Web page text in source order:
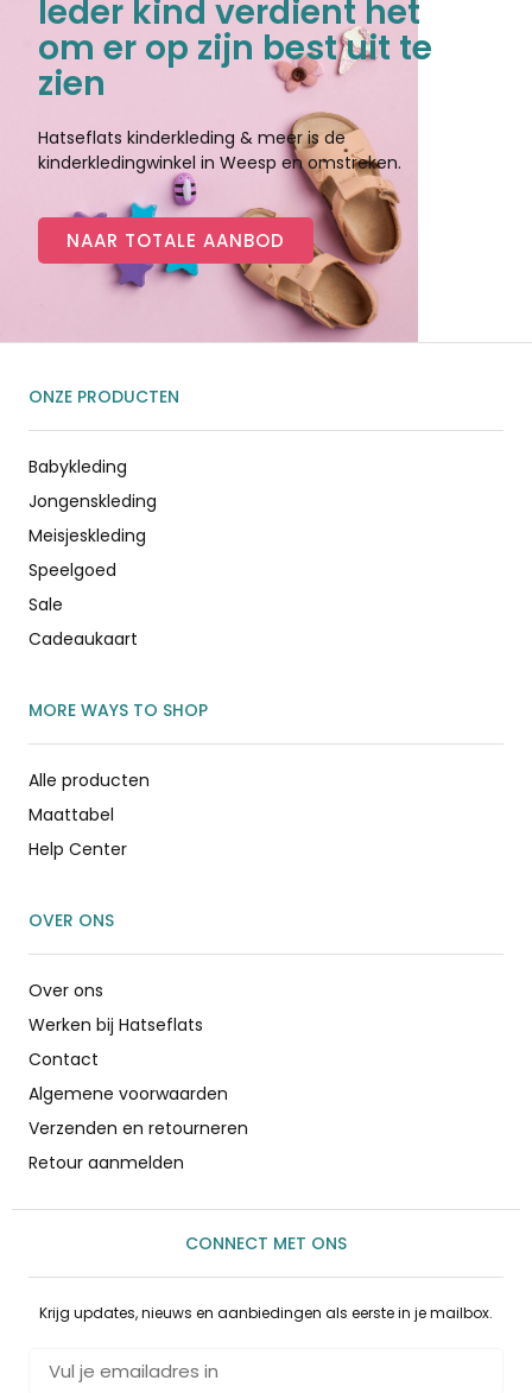
Ieder kind verdient het
om er op zijn best uit te
zien
Hatseflats kinderkleding & meer is de
kinderkledingwinkel in Weesp en omstreken.
NAAR TOTALE AANBOD
ONZE PRODUCTEN
Babykleding
Jongenskleding
Meisjeskleding
Speelgoed
Sale
Cadeaukaart
MORE WAYS TO SHOP
Alle producten
Maattabel
Help Center
OVER ONS
Over ons
Werken bij Hatseflats
Contact
Algemene voorwaarden
Verzenden en retourneren
Retour aanmelden
CONNECT MET ONS
Krijg updates, nieuws en aanbiedingen als eerste in je mailbox.